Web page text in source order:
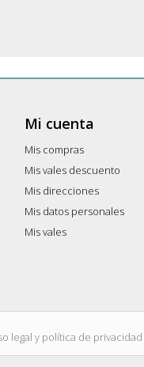
Mi cuenta
Mis compras
Mis vales descuento
Mis direcciones
Mis datos personales
Mis vales
legal y política de privacidad